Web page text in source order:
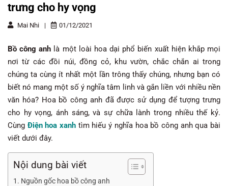
trưng cho hy vọng
Mai Nhi | 01/12/2021
Bồ công anh là một loài hoa dại phổ biến xuất hiện khắp mọi
nơi từ các đồi núi, đồng cỏ, khu vườn, chắc chắn ai trong
chúng ta cùng ít nhất một lần trông thấy chúng, nhưng bạn có
biết nó mang một số ý nghĩa tâm linh và gắn liền với nhiều nền
văn hóa? Hoa bồ công anh đã được sử dụng để tượng trưng
cho hy vọng, ánh sáng, và sự chữa lành trong nhiều thế kỷ.
Cùng Điện hoa xanh tìm hiếu ý nghĩa hoa bồ công anh qua bài
viết dưới đây.
Nội dung bài viết
Nguồn gốc hoa bồ công anh